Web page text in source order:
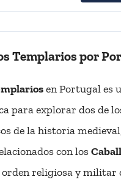
Templarios por
en Portugal es
para explorar dos de
de la historia
con los
orden religiosa y militar